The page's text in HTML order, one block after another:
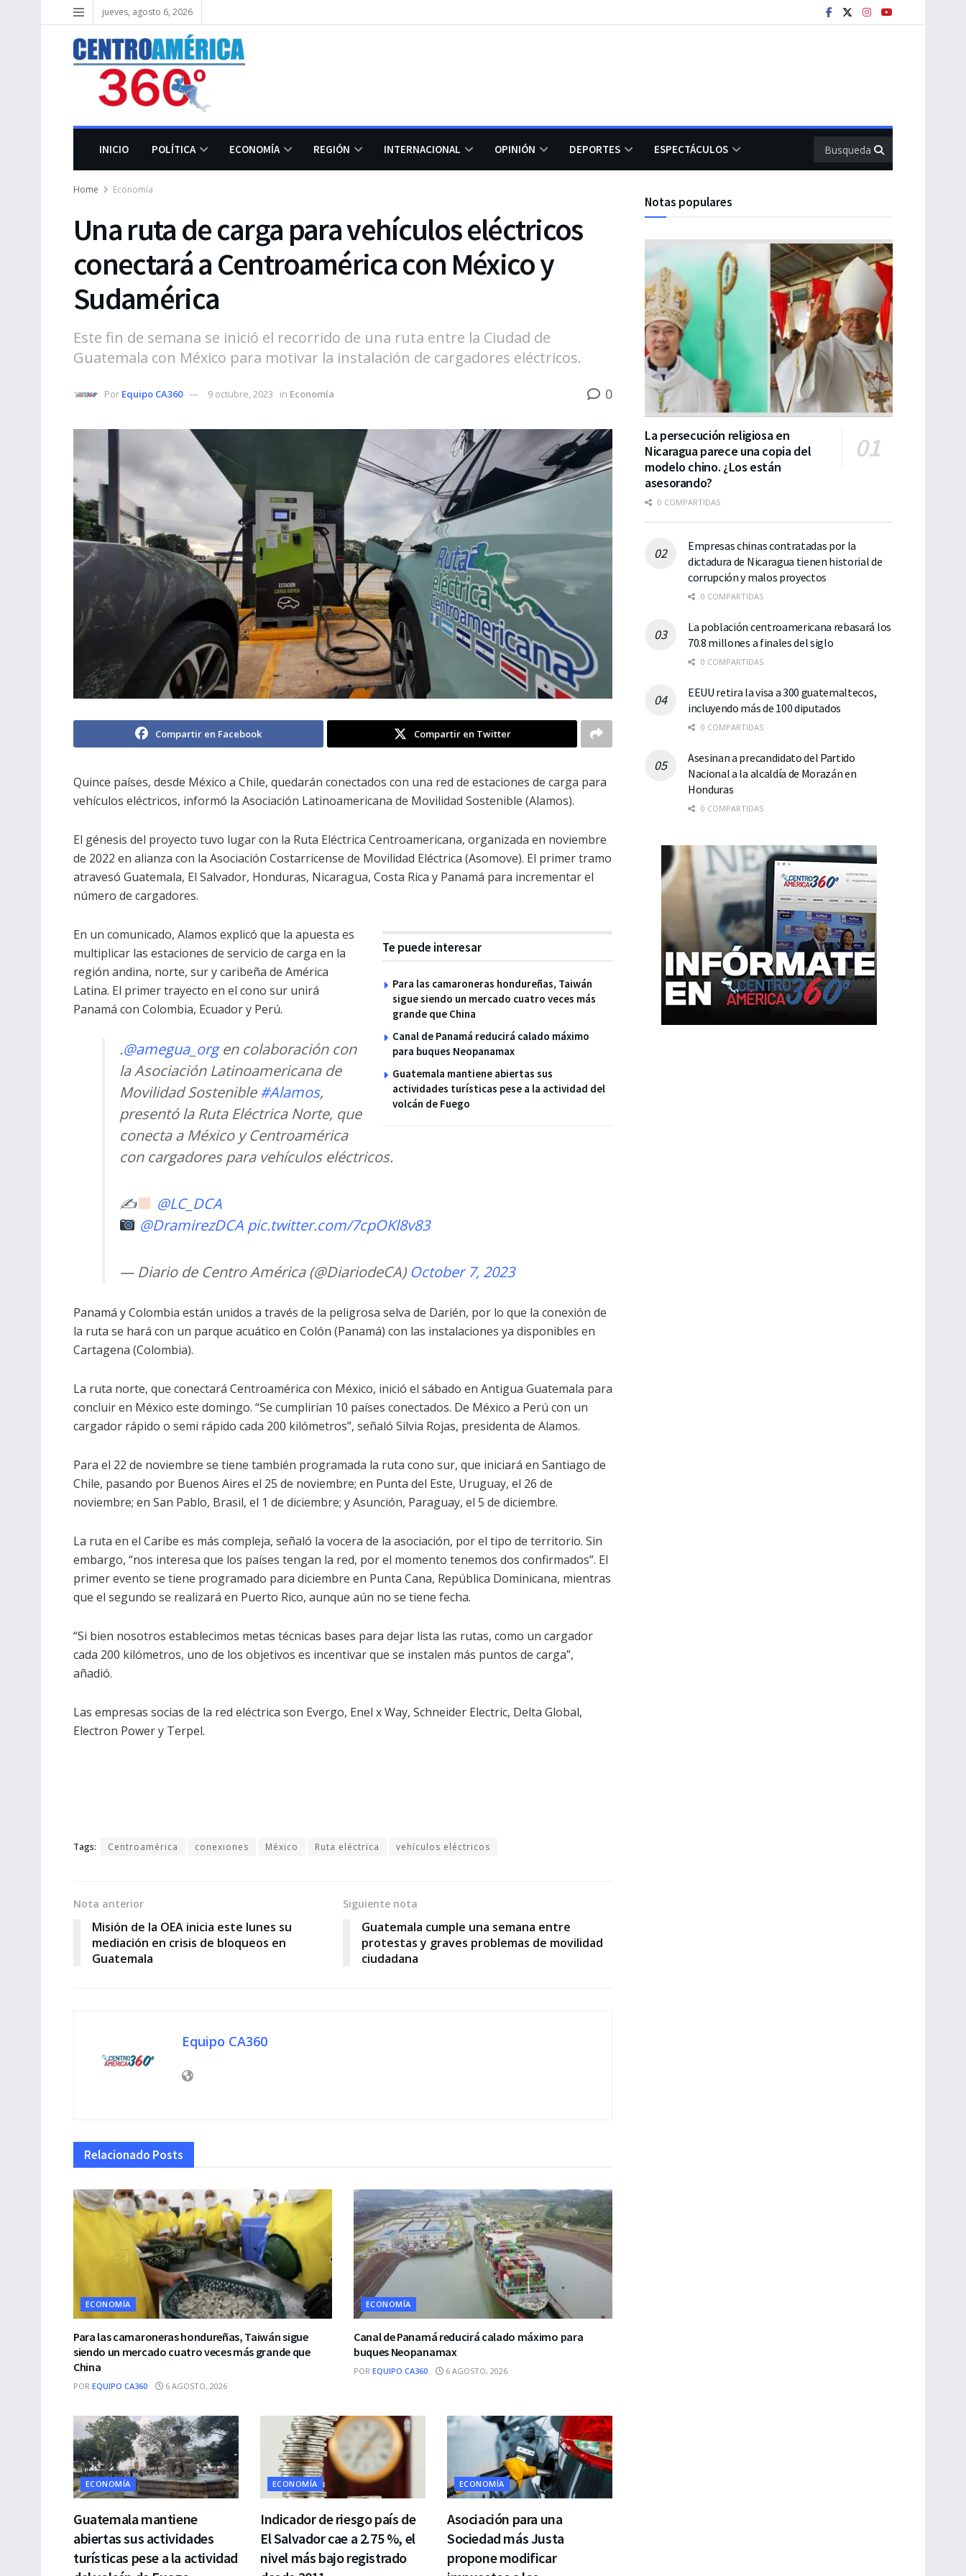
jueves, agosto 6, 2026
INICIO POLÍTICA ECONOMÍA REGIÓN INTERNACIONAL OPINIÓN DEPORTES ESPECTÁCULOS
Home Economía
Una ruta de carga para vehículos eléctricos
conectará a Centroamérica con México y
Sudamérica
Este fin de semana se inició el recorrido de una ruta entre la Ciudad de
Guatemala con México para motivar la instalación de cargadores eléctricos.
Por Equipo CA360 9 octubre, 2023 in Economía 0
Compartir en Facebook Compartir en Twitter
Quince países, desde México a Chile, quedarán conectados con una red de estaciones de carga para
vehículos eléctricos, informó la Asociación Latinoamericana de Movilidad Sostenible (Alamos).
El génesis del proyecto tuvo lugar con la Ruta Eléctrica Centroamericana, organizada en noviembre
de 2022 en alianza con la Asociación Costarricense de Movilidad Eléctrica (Asomove). El primer tramo
atravesó Guatemala, El Salvador, Honduras, Nicaragua, Costa Rica y Panamá para incrementar el
número de cargadores.
Te puede interesar
Para las camaroneras hondureñas, Taiwán
sigue siendo un mercado cuatro veces más
grande que China
Canal de Panamá reducirá calado máximo
para buques Neopanamax
Guatemala mantiene abiertas sus
actividades turísticas pese a la actividad del
volcán de Fuego
En un comunicado, Alamos explicó que la apuesta es
multiplicar las estaciones de servicio de carga en la
región andina, norte, sur y caribeña de América
Latina. El primer trayecto en el cono sur unirá
Panamá con Colombia, Ecuador y Perú.
.@amegua_orgen colaboración con
la Asociación Latinoamericana de
Movilidad Sostenible#Alamos,
presentó la Ruta Eléctrica Norte, que
conecta a México y Centroamérica
con cargadores para vehículos eléctricos.
✍
@LC_DCA
@DramirezDCA pic.twitter.com/7cpOKl8v83
— Diario de Centro América (@DiariodeCA) October 7, 2023
Panamá y Colombia están unidos a través de la peligrosa selva de Darién, por lo que la conexión de
la ruta se hará con un parque acuático en Colón (Panamá) con las instalaciones ya disponibles en
Cartagena (Colombia).
La ruta norte, que conectará Centroamérica con México, inició el sábado en Antigua Guatemala para
concluir en México este domingo. “Se cumplirían 10 países conectados. De México a Perú con un
cargador rápido o semi rápido cada 200 kilómetros”, señaló Silvia Rojas, presidenta de Alamos.
Para el 22 de noviembre se tiene también programada la ruta cono sur, que iniciará en Santiago de
Chile, pasando por Buenos Aires el 25 de noviembre; en Punta del Este, Uruguay, el 26 de
noviembre; en San Pablo, Brasil, el 1 de diciembre; y Asunción, Paraguay, el 5 de diciembre.
La ruta en el Caribe es más compleja, señaló la vocera de la asociación, por el tipo de territorio. Sin
embargo, “nos interesa que los países tengan la red, por el momento tenemos dos confirmados”. El
primer evento se tiene programado para diciembre en Punta Cana, República Dominicana, mientras
que el segundo se realizará en Puerto Rico, aunque aún no se tiene fecha.
“Si bien nosotros establecimos metas técnicas bases para dejar lista las rutas, como un cargador
cada 200 kilómetros, uno de los objetivos es incentivar que se instalen más puntos de carga”,
añadió.
Las empresas socias de la red eléctrica son Evergo, Enel x Way, Schneider Electric, Delta Global,
Electron Power y Terpel.
Tags: Centroamérica conexiones México Ruta eléctrica vehículos eléctricos
Nota anterior
Misión de la OEA inicia este lunes su
mediación en crisis de bloqueos en
Guatemala
Siguiente nota
Guatemala cumple una semana entre
protestas y graves problemas de movilidad
ciudadana
Equipo CA360
Relacionado Posts
ECONOMÍA
Para las camaroneras hondureñas, Taiwán sigue
siendo un mercado cuatro veces más grande que
China
POR EQUIPO CA360 6 AGOSTO, 2026
ECONOMÍA
Canal de Panamá reducirá calado máximo para
buques Neopanamax
POR EQUIPO CA360 6 AGOSTO, 2026
ECONOMÍA
Guatemala mantiene
abiertas sus actividades
turísticas pese a la actividad
ECONOMÍA
Indicador de riesgo país de
El Salvador cae a 2.75 %, el
nivel más bajo registrado
ECONOMÍA
Asociación para una
Sociedad más Justa
propone modificar
Notas populares
La persecución religiosa en
Nicaragua parece una copia del
modelo chino. ¿Los están
asesorando?
0 COMPARTIDAS
Empresas chinas contratadas por la
dictadura de Nicaragua tienen historial de
corrupción y malos proyectos
0 COMPARTIDAS
La población centroamericana rebasará los
70.8 millones a finales del siglo
0 COMPARTIDAS
EEUU retira la visa a 300 guatemaltecos,
incluyendo más de 100 diputados
0 COMPARTIDAS
Asesinan a precandidato del Partido
Nacional a la alcaldía de Morazán en
Honduras
0 COMPARTIDAS